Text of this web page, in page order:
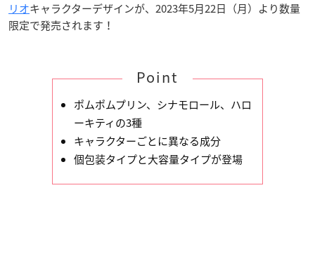
リオキャラクターデザインが、2023年5月22日（月）より数量
限定で発売されます！
Point
ポムポムプリン、シナモロール、ハロ
ーキティの3種
キャラクターごとに異なる成分
個包装タイプと大容量タイプが登場